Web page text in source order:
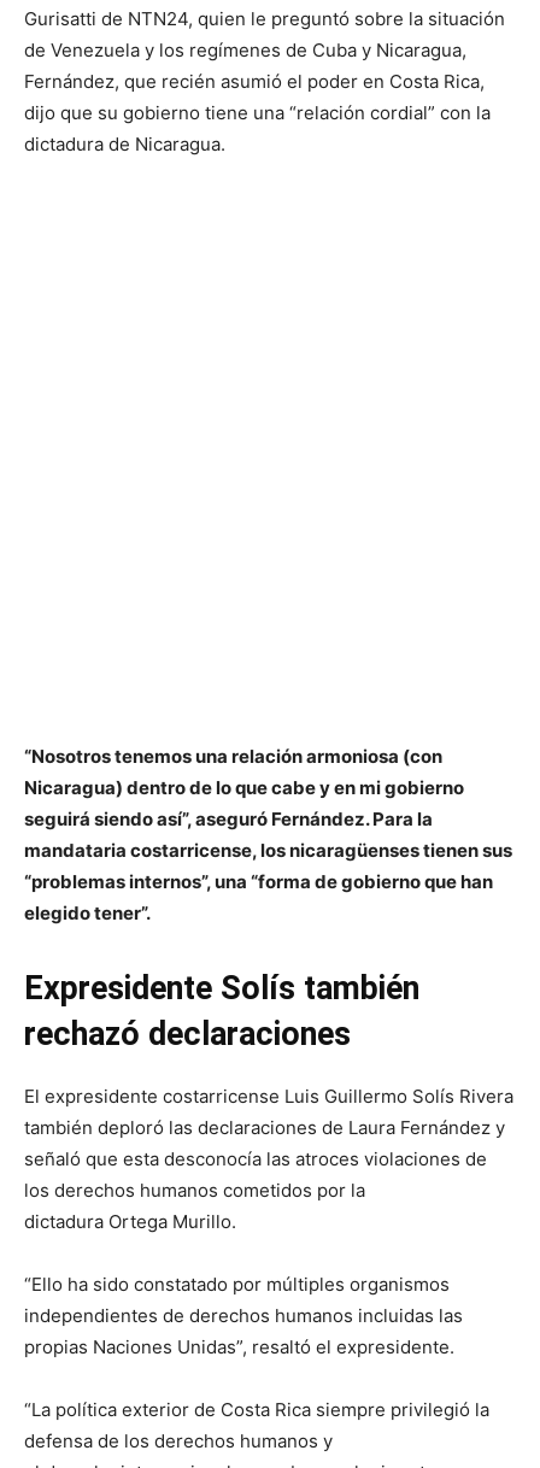
Gurisatti de NTN24, quien le preguntó sobre la situación
de Venezuela y los regímenes de Cuba y Nicaragua,
Fernández, que recién asumió el poder en Costa Rica,
dijo que su gobierno tiene una “relación cordial” con la
dictadura de Nicaragua.
“Nosotros tenemos una relación armoniosa (con
Nicaragua) dentro de lo que cabe y en mi gobierno
seguirá siendo así”, aseguró Fernández. Para la
mandataria costarricense, los nicaragüenses tienen sus
“problemas internos”, una “forma de gobierno que han
elegido tener”.
Expresidente Solís también
rechazó declaraciones
El expresidente costarricense Luis Guillermo Solís Rivera
también deploró las declaraciones de Laura Fernández y
señaló que esta desconocía las atroces violaciones de
los derechos humanos cometidos por la
dictadura Ortega Murillo.
“Ello ha sido constatado por múltiples organismos
independientes de derechos humanos incluidas las
propias Naciones Unidas”, resaltó el expresidente.
“La política exterior de Costa Rica siempre privilegió la
defensa de los derechos humanos y